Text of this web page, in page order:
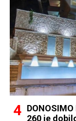
260 je